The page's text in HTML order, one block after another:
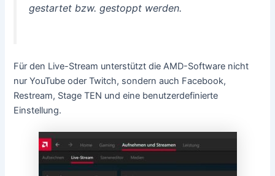
gestartet bzw. gestoppt werden.
Für den Live-Stream unterstützt die AMD-Software nicht
nur YouTube oder Twitch, sondern auch Facebook,
Restream, Stage TEN und eine benutzerdefinierte
Einstellung.